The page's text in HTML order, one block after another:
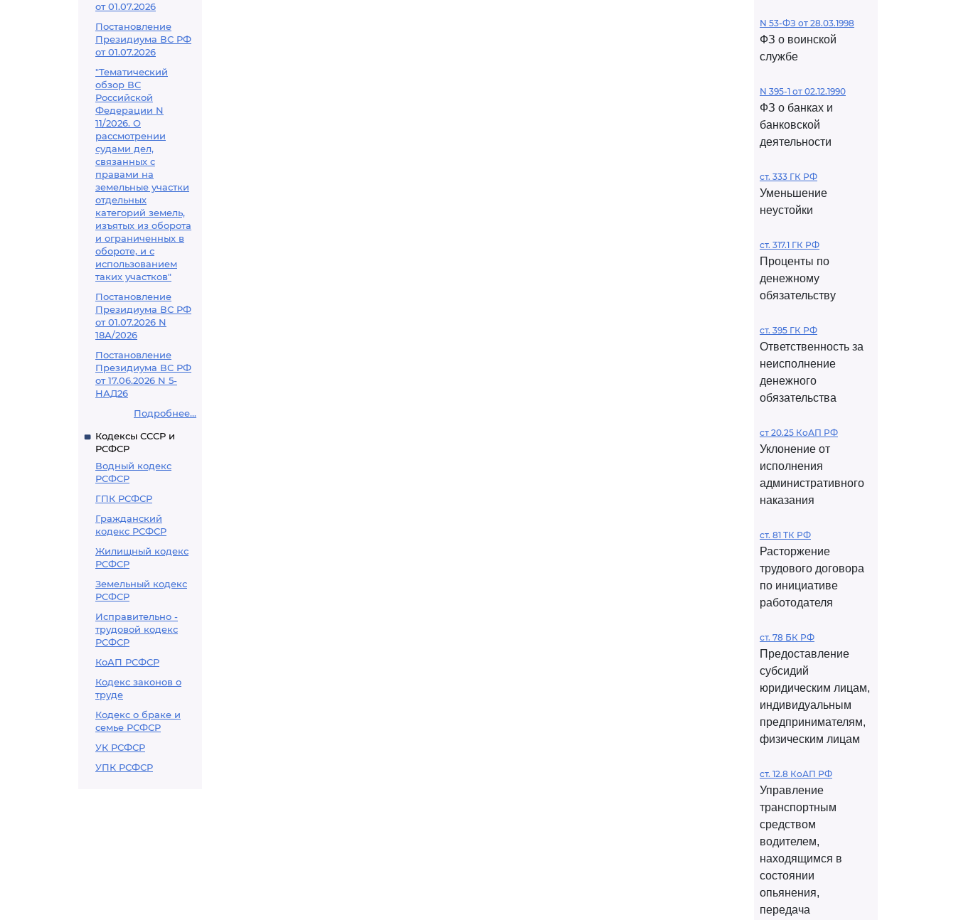
от 01.07.2026
Постановление
Президиума ВС РФ
от 01.07.2026
"Тематический
обзор ВС
Российской
Федерации N
11/2026. О
рассмотрении
судами дел,
связанных с
правами на
земельные участки
отдельных
категорий земель,
изъятых из оборота
и ограниченных в
обороте, и с
использованием
таких участков"
Постановление
Президиума ВС РФ
от 01.07.2026 N
18А/2026
Постановление
Президиума ВС РФ
от 17.06.2026 N 5-
НАД26
Подробнее...
Кодексы СССР и
РСФСР
Водный кодекс
РСФСР
ГПК РСФСР
Гражданский
кодекс РСФСР
Жилищный кодекс
РСФСР
Земельный кодекс
РСФСР
Исправительно -
трудовой кодекс
РСФСР
КоАП РСФСР
Кодекс законов о
труде
Кодекс о браке и
семье РСФСР
УК РСФСР
УПК РСФСР
N 53-ФЗ от 28.03.1998
ФЗ о воинской
службе
N 395-1 от 02.12.1990
ФЗ о банках и
банковской
деятельности
ст. 333 ГК РФ
Уменьшение
неустойки
ст. 317.1 ГК РФ
Проценты по
денежному
обязательству
ст. 395 ГК РФ
Ответственность за
неисполнение
денежного
обязательства
ст 20.25 КоАП РФ
Уклонение от
исполнения
административного
наказания
ст. 81 ТК РФ
Расторжение
трудового договора
по инициативе
работодателя
ст. 78 БК РФ
Предоставление
субсидий
юридическим лицам,
индивидуальным
предпринимателям,
физическим лицам
ст. 12.8 КоАП РФ
Управление
транспортным
средством
водителем,
находящимся в
состоянии
опьянения,
передача